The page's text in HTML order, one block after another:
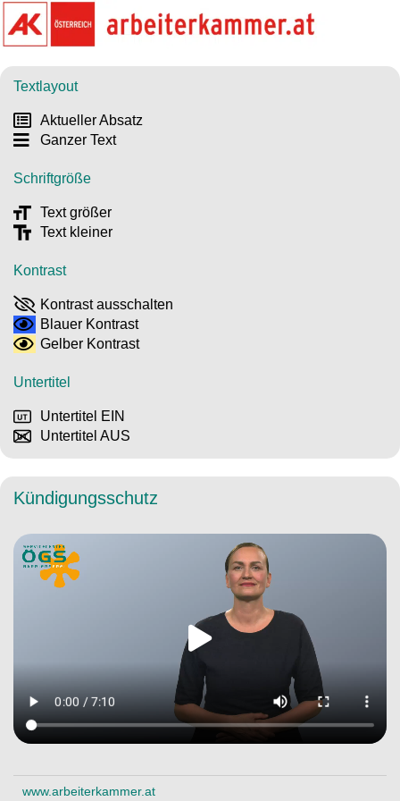
Kündigungsschutz
Textlayout
Aktueller Absatz
Ganzer Text
Schriftgröße
Text größer
Text kleiner
Kontrast
Kontrast ausschalten
Blauer Kontrast
Gelber Kontrast
Untertitel
Untertitel EIN
Untertitel AUS
www.arbeiterkammer.at